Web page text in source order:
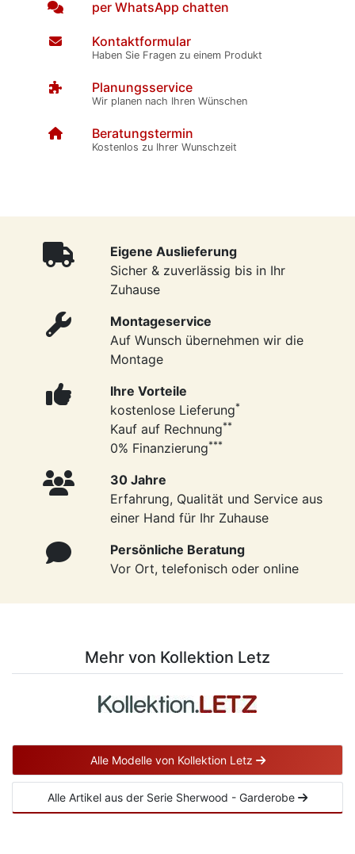
per WhatsApp chatten
Kontaktformular
Haben Sie Fragen zu einem Produkt
Planungsservice
Wir planen nach Ihren Wünschen
Beratungstermin
Kostenlos zu Ihrer Wunschzeit
Eigene Auslieferung
Sicher & zuverlässig bis in Ihr
Zuhause
Montageservice
Auf Wunsch übernehmen wir die
Montage
Ihre Vorteile
kostenlose Lieferung*
Kauf auf Rechnung**
0% Finanzierung***
30 Jahre
Erfahrung, Qualität und Service aus
einer Hand für Ihr Zuhause
Persönliche Beratung
Vor Ort, telefonisch oder online
Mehr von Kollektion Letz
Alle Modelle von Kollektion Letz
Alle Artikel aus der Serie Sherwood - Garderobe